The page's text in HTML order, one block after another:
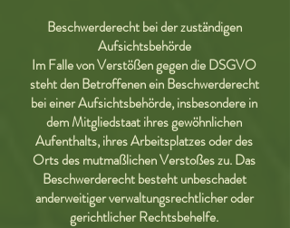
Beschwerderecht bei der zuständigen
Aufsichtsbehörde
Im Falle von Verstößen gegen die DSGVO
steht den Betroffenen ein Beschwerderecht
bei einer Aufsichtsbehörde, insbesondere in
dem Mitgliedstaat ihres gewöhnlichen
Aufenthalts, ihres Arbeitsplatzes oder des
Orts des mutmaßlichen Verstoßes zu. Das
Beschwerderecht besteht unbeschadet
anderweitiger verwaltungsrechtlicher oder
gerichtlicher Rechtsbehelfe.